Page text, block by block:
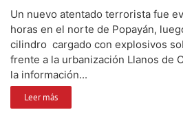
Un nuevo atentado terrorista fue
horas en el norte de Popayán,
cilindro cargado con explosivos
frente a la urbanización Llanos de
la información...
Leer más